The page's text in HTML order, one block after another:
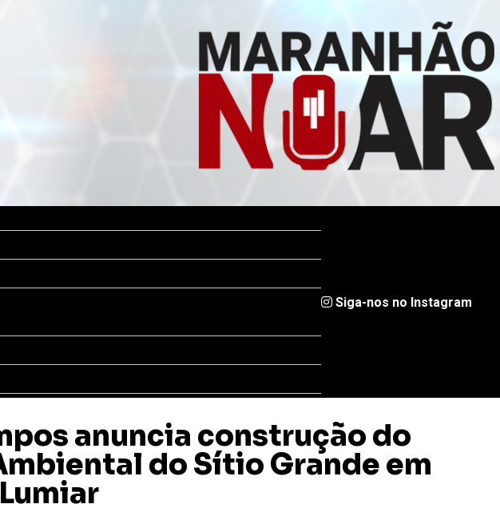
Siga-nos no Instagram
anuncia construção do
do Sítio Grande em